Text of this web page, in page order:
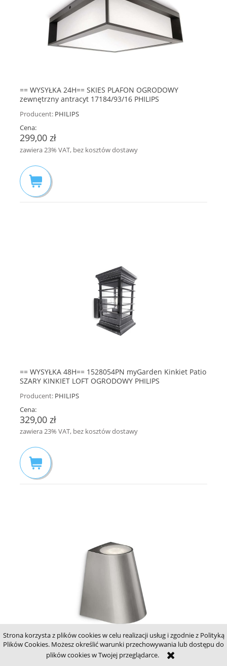
Strona korzysta z plików cookies w celu realizacji usług i zgodnie z Polityką
Plików Cookies. Możesz określić warunki przechowywania lub dostępu do
plików cookies w Twojej przeglądarce.
== WYSYŁKA 24H== SKIES PLAFON OGRODOWY
zewnętrzny antracyt 17184/93/16 PHILIPS
Producent: PHILIPS
Cena:
299,00 zł
zawiera 23% VAT, bez kosztów dostawy
== WYSYŁKA 48H== 1528054PN myGarden Kinkiet Patio
SZARY KINKIET LOFT OGRODOWY PHILIPS
Producent: PHILIPS
Cena:
329,00 zł
zawiera 23% VAT, bez kosztów dostawy
== WYSYŁKA 48H== Philips Virga 17288/47/16 kinkiet